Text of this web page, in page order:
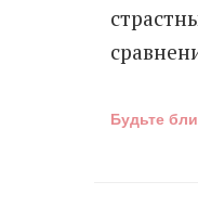
Будьте